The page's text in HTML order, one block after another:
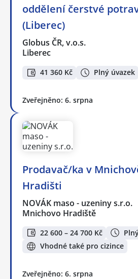
oddělení čerstvé
(Liberec)
Globus ČR, v.o.s.
Liberec
41 360 Kč Plný úvazek
Zveřejněno: 6. srpna
Prodavač/ka v
Hradišti
NOVÁK maso - uzeniny s.r.o.
Mnichovo Hradiště
22 600 – 24 700 Kč
Vhodné také pro cizince
Zveřejněno: 6. srpna